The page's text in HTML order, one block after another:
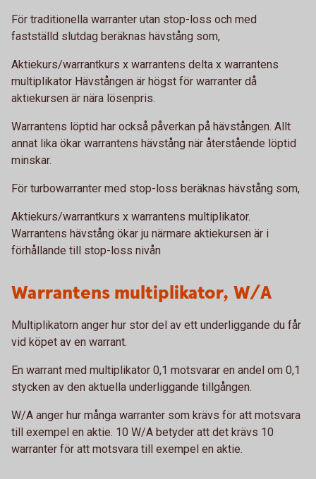
För traditionella warranter utan stop-loss och med
fastställd slutdag beräknas hävstång som,
Aktiekurs/warrantkurs x warrantens delta x warrantens
multiplikator Hävstången är högst för warranter då
aktiekursen är nära lösenpris.
Warrantens löptid har också påverkan på hävstången. Allt
annat lika ökar warrantens hävstång när återstående löptid
minskar.
För turbowarranter med stop-loss beräknas hävstång som,
Aktiekurs/warrantkurs x warrantens multiplikator.
Warrantens hävstång ökar ju närmare aktiekursen är i
förhållande till stop-loss nivån
Warrantens multiplikator, W/A
Multiplikatorn anger hur stor del av ett underliggande du får
vid köpet av en warrant.
En warrant med multiplikator 0,1 motsvarar en andel om 0,1
stycken av den aktuella underliggande tillgången.
W/A anger hur många warranter som krävs för att motsvara
till exempel en aktie. 10 W/A betyder att det krävs 10
warranter för att motsvara till exempel en aktie.